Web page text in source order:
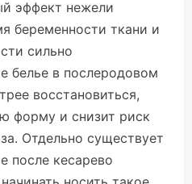
эффект нежели
беременности ткани и
сильно
белье в послеродовом
восстановиться,
форму и снизит риск
Отдельно существует
после кесарево